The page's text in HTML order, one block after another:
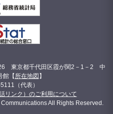
東京都千代田区霞が関2－1－2 中
館【 所在地図 】
（代表）
リンク）のご利用について
All Rights Reserved.